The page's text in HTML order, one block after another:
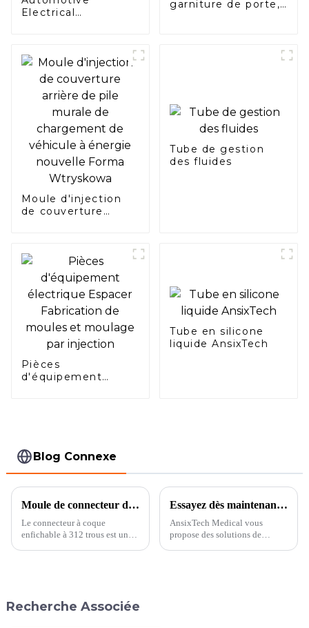
Electrical
garniture de porte,
Moule d'injection
de couverture
véhicule à énergie
nouvelle Forma
Wtryskowa
Tube de gestion
des fluides
Pièces
d'équipement
Tube en silicone
liquide AnsixTech
Blog Connexe
Moule de connecteur de boîtier de prise à 312 trous
Le connecteur à coque
enfichable à 312 trous est un
composants électroniques et
Essayez dès maintenant nos services de moulage par injection pour résoudre vos problèmes
AnsixTech Medical vous
propose des solutions de
Recherche Associée